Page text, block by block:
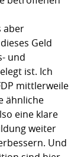
aber
Geld
und
ist. Ich
mittlerweile
ähnliche
eine klare
weiter
Und